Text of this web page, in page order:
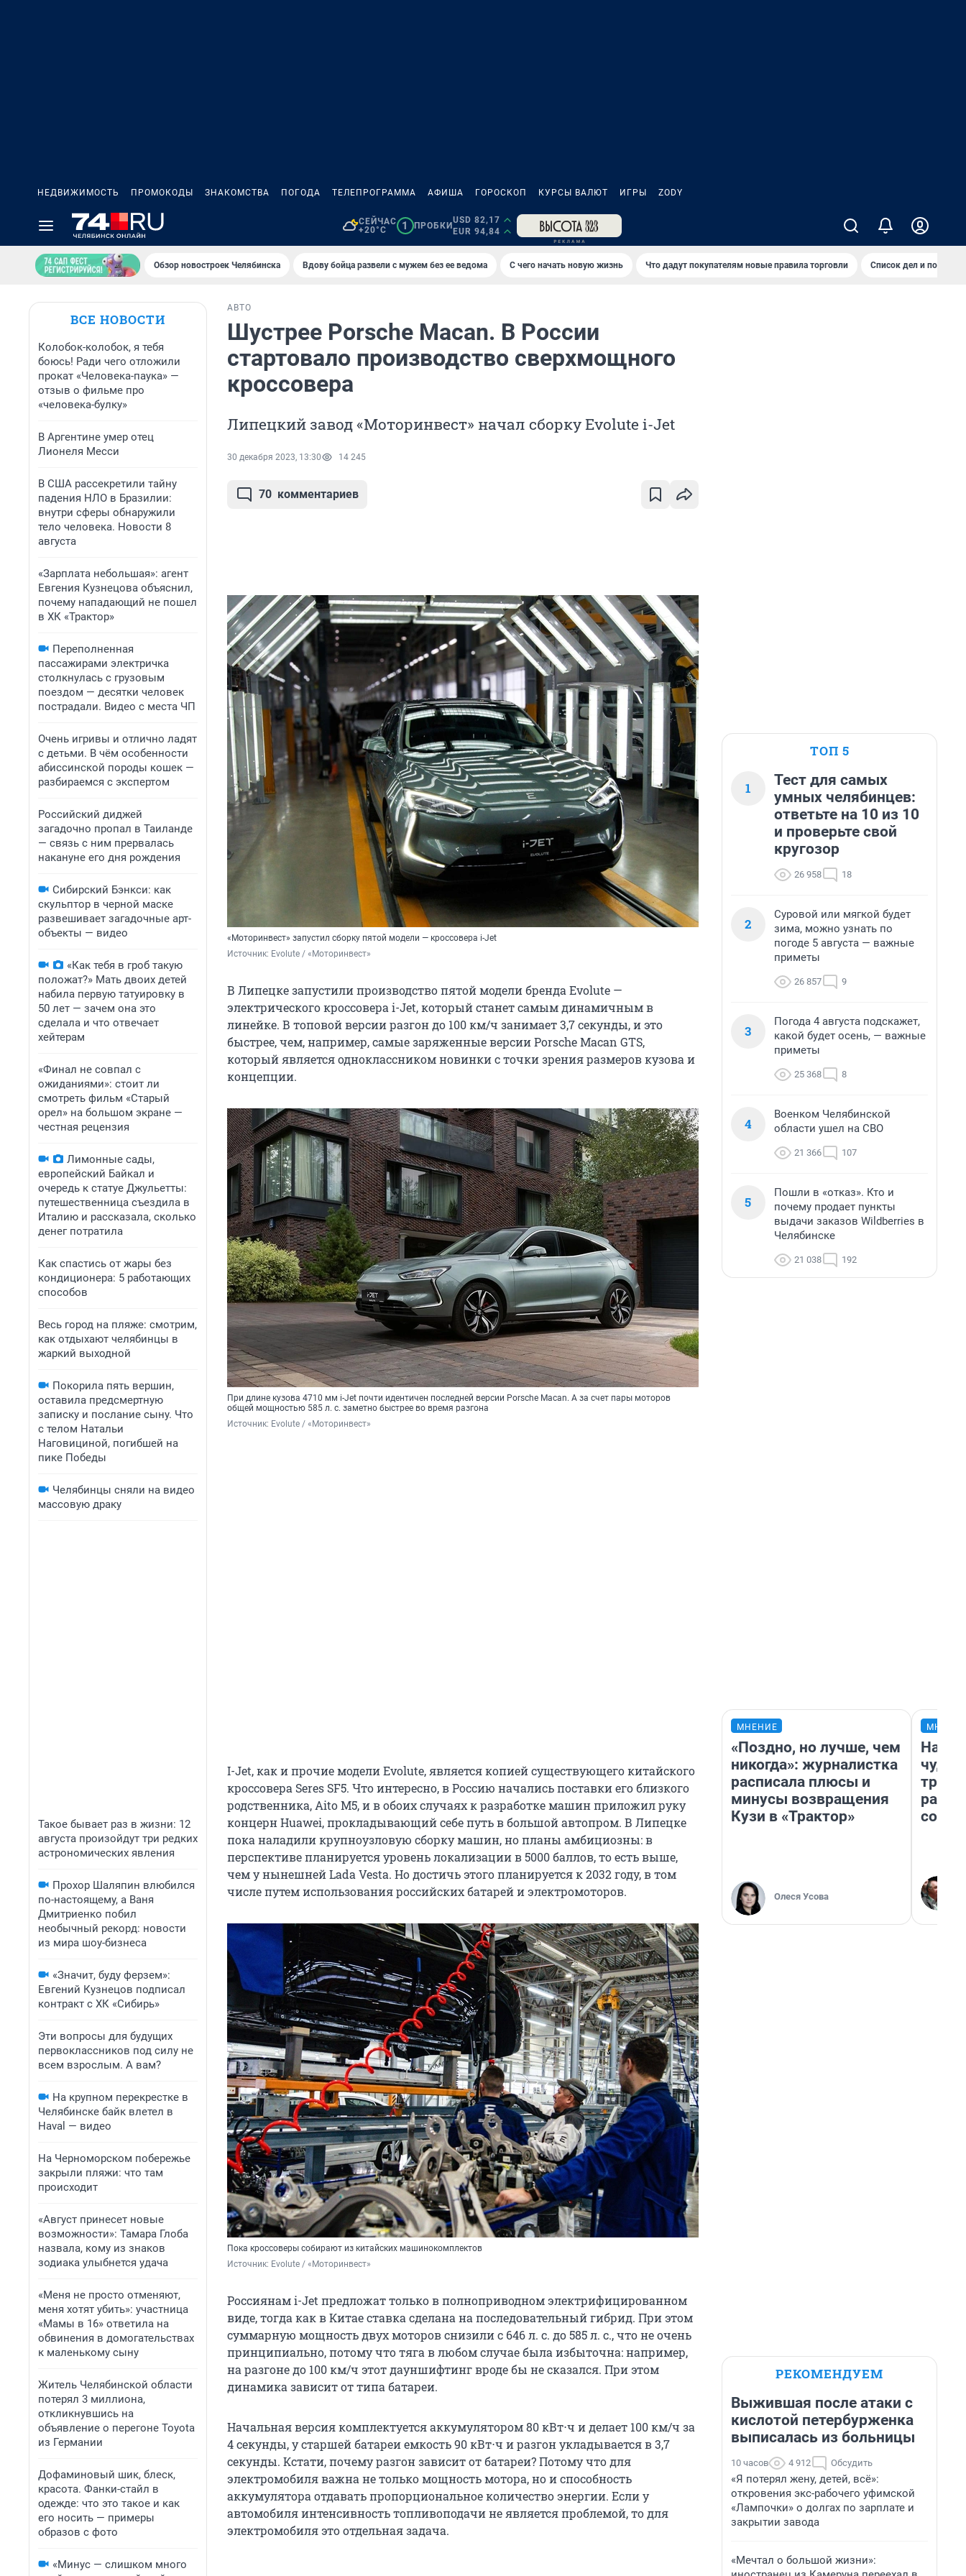
НЕДВИЖИМОСТЬ ПРОМОКОДЫ ЗНАКОМСТВА ПОГОДА ТЕЛЕПРОГРАММА АФИША ГОРОСКОП КУРСЫ ВАЛЮТ ИГРЫ ZODY
СЕЙЧАС
+20°C
1 ПРОБКИ
USD 82,17
EUR 94,84
Обзор новостроек Челябинска Вдову бойца развели с мужем без ее ведома С чего начать новую жизнь Что дадут покупателям новые правила торговли Список дел и покупок
ВСЕ НОВОСТИ
Колобок-колобок, я тебя
боюсь! Ради чего отложили
прокат «Человека-паука» —
отзыв о фильме про
«человека-булку»
В Аргентине умер отец
Лионеля Месси
В США рассекретили тайну
падения НЛО в Бразилии:
внутри сферы обнаружили
тело человека. Новости 8
августа
«Зарплата небольшая»: агент
Евгения Кузнецова объяснил,
почему нападающий не пошел
в ХК «Трактор»
Переполненная
пассажирами электричка
столкнулась с грузовым
поездом — десятки человек
пострадали. Видео с места ЧП
Очень игривы и отлично ладят
с детьми. В чём особенности
абиссинской породы кошек —
разбираемся с экспертом
Российский диджей
загадочно пропал в Таиланде
— связь с ним прервалась
накануне его дня рождения
Сибирский Бэнкси: как
скульптор в черной маске
развешивает загадочные арт-
объекты — видео
«Как тебя в гроб такую
положат?» Мать двоих детей
набила первую татуировку в
50 лет — зачем она это
сделала и что отвечает
хейтерам
«Финал не совпал с
ожиданиями»: стоит ли
смотреть фильм «Старый
орел» на большом экране —
честная рецензия
Лимонные сады,
европейский Байкал и
очередь к статуе Джульетты:
путешественница съездила в
Италию и рассказала, сколько
денег потратила
Как спастись от жары без
кондиционера: 5 работающих
способов
Весь город на пляже: смотрим,
как отдыхают челябинцы в
жаркий выходной
Покорила пять вершин,
оставила предсмертную
записку и послание сыну. Что
с телом Натальи
Наговициной, погибшей на
пике Победы
Челябинцы сняли на видео
массовую драку
Такое бывает раз в жизни: 12
августа произойдут три редких
астрономических явления
Прохор Шаляпин влюбился
по-настоящему, а Ваня
Дмитриенко побил
необычный рекорд: новости
из мира шоу-бизнеса
«Значит, буду ферзем»:
Евгений Кузнецов подписал
контракт с ХК «Сибирь»
Эти вопросы для будущих
первоклассников под силу не
всем взрослым. А вам?
На крупном перекрестке в
Челябинске байк влетел в
Haval — видео
На Черноморском побережье
закрыли пляжи: что там
происходит
«Август принесет новые
возможности»: Тамара Глоба
назвала, кому из знаков
зодиака улыбнется удача
«Меня не просто отменяют,
меня хотят убить»: участница
«Мамы в 16» ответила на
обвинения в домогательствах
к маленькому сыну
Житель Челябинской области
потерял 3 миллиона,
откликнувшись на
объявление о перегоне Toyota
из Германии
Дофаминовый шик, блеск,
красота. Фанки-стайл в
одежде: что это такое и как
его носить — примеры
образов с фото
«Минус — слишком много
АВТО
Шустрее Porsche Macan. В России
стартовало производство сверхмощного
кроссовера
Липецкий завод «Моторинвест» начал сборку Evolute i-Jet
30 декабря 2023, 13:30 14 245
70 комментариев
«Моторинвест» запустил сборку пятой модели — кроссовера i-Jet
Источник: Evolute / «Моторинвест»
В Липецке запустили производство пятой модели бренда Evolute —
электрического кроссовера i-Jet, который станет самым динамичным в
линейке. В топовой версии разгон до 100 км/ч занимает 3,7 секунды, и это
быстрее, чем, например, самые заряженные версии Porsche Macan GTS,
который является одноклассником новинки с точки зрения размеров кузова и
концепции.
При длине кузова 4710 мм i-Jet почти идентичен последней версии Porsche Macan. А за счет пары моторов
общей мощностью 585 л. с. заметно быстрее во время разгона
Источник: Evolute / «Моторинвест»
I-Jet, как и прочие модели Evolute, является копией существующего китайского
кроссовера Seres SF5. Что интересно, в Россию начались поставки его близкого
родственника, Aito M5, и в обоих случаях к разработке машин приложил руку
концерн Huawei, прокладывающий себе путь в большой автопром. В Липецке
пока наладили крупноузловую сборку машин, но планы амбициозны: в
перспективе планируется уровень локализации в 5000 баллов, то есть выше,
чем у нынешней Lada Vesta. Но достичь этого планируется к 2032 году, в том
числе путем использования российских батарей и электромоторов.
Пока кроссоверы собирают из китайских машинокомплектов
Источник: Evolute / «Моторинвест»
Россиянам i-Jet предложат только в полноприводном электрифицированном
виде, тогда как в Китае ставка сделана на последовательный гибрид. При этом
суммарную мощность двух моторов снизили с 646 л. с. до 585 л. с., что не очень
принципиально, потому что тяга в любом случае была избыточна: например,
на разгоне до 100 км/ч этот дауншифтинг вроде бы не сказался. При этом
динамика зависит от типа батареи.
Начальная версия комплектуется аккумулятором 80 кВт⋅ч и делает 100 км/ч за
4 секунды, у старшей батареи емкость 90 кВт⋅ч и разгон укладывается в 3,7
секунды. Кстати, почему разгон зависит от батареи? Потому что для
электромобиля важна не только мощность мотора, но и способность
аккумулятора отдавать пропорциональное количество энергии. Если у
автомобиля интенсивность топливоподачи не является проблемой, то для
электромобиля это отдельная задача.
ТОП 5
1
Тест для самых
умных челябинцев:
ответьте на 10 из 10
и проверьте свой
кругозор
26 958 18
2
Суровой или мягкой будет
зима, можно узнать по
погоде 5 августа — важные
приметы
26 857 9
3
Погода 4 августа подскажет,
какой будет осень, — важные
приметы
25 368 8
4
Военком Челябинской
области ушел на СВО
21 366 107
5
Пошли в «отказ». Кто и
почему продает пункты
выдачи заказов Wildberries в
Челябинске
21 038 192
МНЕНИЕ
«Поздно, но лучше, чем
никогда»: журналистка
расписала плюсы и
минусы возвращения
Кузи в «Трактор»
Олеся Усова
РЕКОМЕНДУЕМ
Выжившая после атаки с
кислотой петербурженка
выписалась из больницы
10 часов 4 912 Обсудить
«Я потерял жену, детей, всё»:
откровения экс-рабочего уфимской
«Лампочки» о долгах по зарплате и
закрытии завода
«Мечтал о большой жизни»: